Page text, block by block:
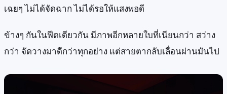
เฉยๆ ไม่ได้จัดฉาก ไม่ได้รอให้แสงพอดี
ข้างๆ กันในฟีดเดียวกัน มีภาพอีกหลายใบที่เนียนกว่า สว่าง
กว่า จัดวางมาดีกว่าทุกอย่าง แต่สายตากลับเลื่อนผ่านมันไป